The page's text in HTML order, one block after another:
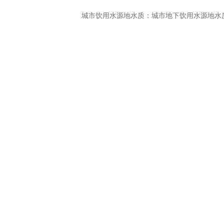
城市饮用水源地水质：城市地下饮用水源地水